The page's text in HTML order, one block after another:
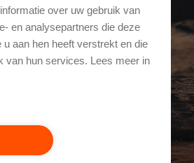
over uw gebruik van
en analysepartners die deze
aan hen heeft verstrekt en die
van hun services. Lees meer in